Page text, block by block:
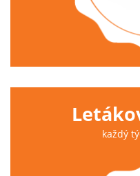
každý